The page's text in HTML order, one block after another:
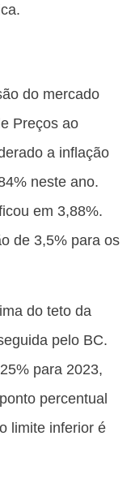
do mercado
Preços ao
a inflação
neste ano.
em 3,88%.
de 3,5% para os
do teto da
pelo BC.
para 2023,
percentual
limite inferior é